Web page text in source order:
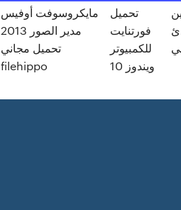
مايكروسوفت أوفيس
مدير الصور 2013
تحميل مجاني
filehippo
تحميل
فورتنايت
للكمبيوتر
ويندوز 10